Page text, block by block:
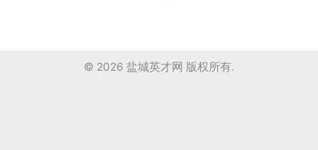
© 2026 盐城英才网 版权所有.